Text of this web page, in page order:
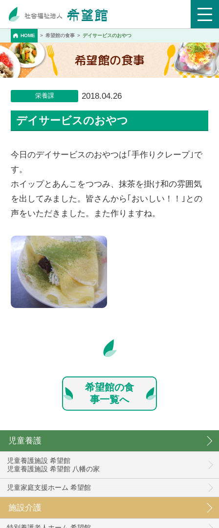
HOME 希望館の食事 デイサービスのおやつ
希望館の食事
栄養課 2018.04.26
デイサービスのおやつ
今日のデイサービスのおやつは｢手作りクレープ｣で
す。
ホイップとあんこをつつみ、抹茶を掛け和の雰囲気
を出してみました。皆さんから｢おいしい！！｣との
声をいただきました。また作りますね。
希望館の食
事一覧へ
児童養護
児童養護施設 希望館
児童養護施設 希望館 八幡の家
児童家庭支援ホーム 希望館
施設介護